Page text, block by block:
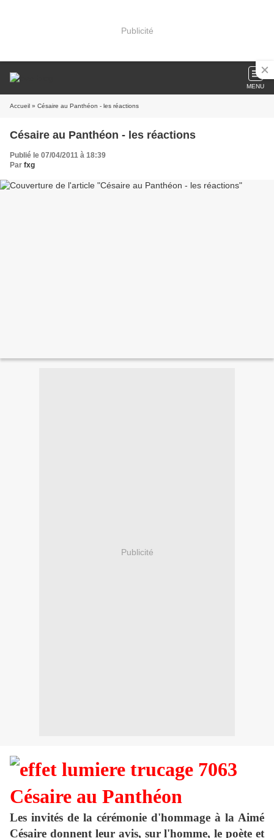
Publicité
MENU
Accueil » Césaire au Panthéon - les réactions
Césaire au Panthéon - les réactions
Publié le 07/04/2011 à 18:39
Par fxg
Publicité
Césaire au Panthéon
Les invités de la cérémonie d'hommage à la Aimé
Césaire donnent leur avis, sur l'homme, le poète et